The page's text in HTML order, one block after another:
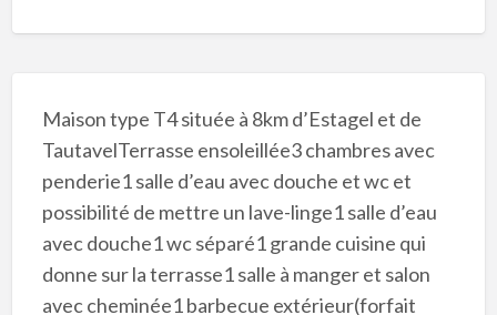
Maison type T4 située à 8km d’Estagel et de
TautavelTerrasse ensoleillée3 chambres avec
penderie1 salle d’eau avec douche et wc et
possibilité de mettre un lave-linge1 salle d’eau
avec douche1 wc séparé1 grande cuisine qui
donne sur la terrasse1 salle à manger et salon
avec cheminée1 barbecue extérieur(forfait